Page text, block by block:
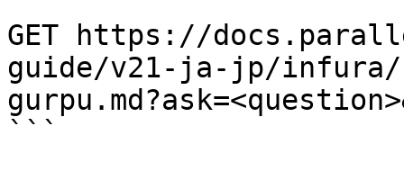
GET https://
guide/v21-ja-jp/infura/
```